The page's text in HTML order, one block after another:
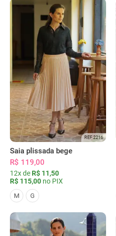
REF 2216
Saia plissada bege
R$ 119,00
12x de R$ 11,50
R$ 115,00 no PIX
M G